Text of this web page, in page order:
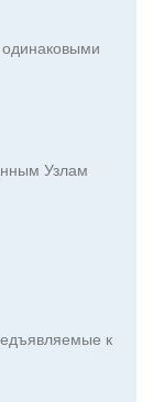
Узлам
к